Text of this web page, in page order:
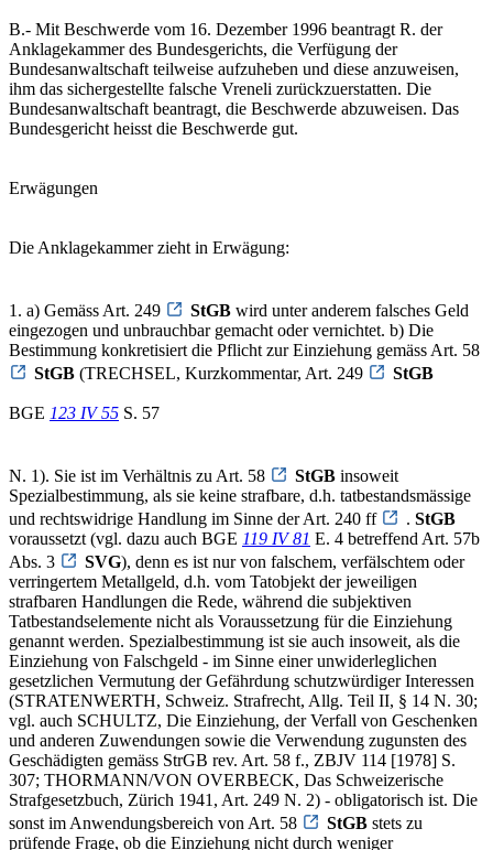
B.- Mit Beschwerde vom 16. Dezember 1996 beantragt R. der
Anklagekammer des Bundesgerichts, die Verfügung der
Bundesanwaltschaft teilweise aufzuheben und diese anzuweisen,
ihm das sichergestellte falsche Vreneli zurückzuerstatten. Die
Bundesanwaltschaft beantragt, die Beschwerde abzuweisen. Das
Bundesgericht heisst die Beschwerde gut.
Erwägungen
Die Anklagekammer zieht in Erwägung:
1. a) Gemäss Art. 249 StGB wird unter anderem falsches Geld
eingezogen und unbrauchbar gemacht oder vernichtet. b) Die
Bestimmung konkretisiert die Pflicht zur Einziehung gemäss Art. 58
StGB (TRECHSEL, Kurzkommentar, Art. 249 StGB
BGE 123 IV 55 S. 57
N. 1). Sie ist im Verhältnis zu Art. 58 StGB insoweit
Spezialbestimmung, als sie keine strafbare, d.h. tatbestandsmässige
und rechtswidrige Handlung im Sinne der Art. 240 ff
. StGB
voraussetzt (vgl. dazu auch BGE 119 IV 81 E. 4 betreffend Art. 57b
Abs. 3
SVG), denn es ist nur von falschem, verfälschtem oder
verringertem Metallgeld, d.h. vom Tatobjekt der jeweiligen
strafbaren Handlungen die Rede, während die subjektiven
Tatbestandselemente nicht als Voraussetzung für die Einziehung
genannt werden. Spezialbestimmung ist sie auch insoweit, als die
Einziehung von Falschgeld - im Sinne einer unwiderleglichen
gesetzlichen Vermutung der Gefährdung schutzwürdiger Interessen
(STRATENWERTH, Schweiz. Strafrecht, Allg. Teil II, § 14 N. 30;
vgl. auch SCHULTZ, Die Einziehung, der Verfall von Geschenken
und anderen Zuwendungen sowie die Verwendung zugunsten des
Geschädigten gemäss StrGB rev. Art. 58 f., ZBJV 114 [1978] S.
307; THORMANN/VON OVERBECK, Das Schweizerische
Strafgesetzbuch, Zürich 1941, Art. 249 N. 2) - obligatorisch ist. Die
sonst im Anwendungsbereich von Art. 58
StGB stets zu
prüfende Frage, ob die Einziehung nicht durch weniger